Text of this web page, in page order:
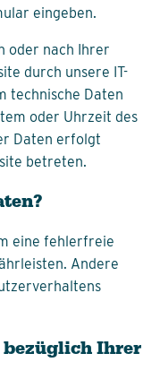
eingeben.
oder nach Ihrer
durch unsere IT-
technische Daten
oder Uhrzeit des
Daten erfolgt
betreten.
eine fehlerfreie
Andere
bezüglich Ihrer